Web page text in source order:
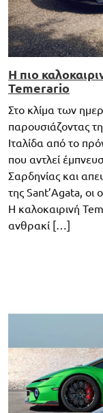
Η πιο
Temerario
Στο κλίμα των
παρουσιάζοντας
Ιταλίδα από το
που αντλεί
Σαρδηνίας και
της Sant’Agata, οι
Η καλοκαιρινή
ανθρακί […]